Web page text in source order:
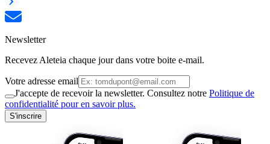
Newsletter
Recevez Aleteia chaque jour dans votre boite e-mail.
Votre adresse email
J'accepte de recevoir la newsletter. Consultez notre Politique de
confidentialité pour en savoir plus.
S'inscrire